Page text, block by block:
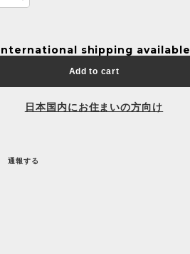
shipping available
Add to cart
日本国内にお住まいの方向け
通報する